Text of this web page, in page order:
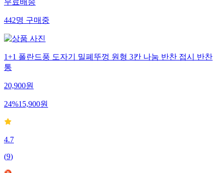
무료배송
442명구매중
1+1 폴란드풍 도자기 밀폐뚜껑 원형 3칸 나눔 반찬 접시 반찬
통
20,900원
24%15,900원
4.7
(9)